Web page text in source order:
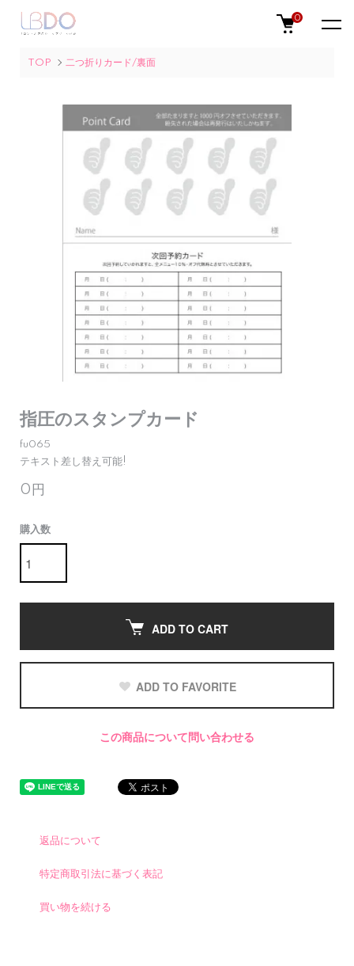
0
TOP 二つ折りカード/裏面
指圧のスタンプカード
fu065
テキスト差し替え可能!
0円
購入数
ADD TO CART
ADD TO FAVORITE
この商品について問い合わせる
返品について
特定商取引法に基づく表記
買い物を続ける